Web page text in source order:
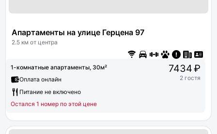
Апартаменты на улице Герцена 97
2.5 км от центра
1-комнатные апартаменты, 30м²
Оплата онлайн
Питание не включено
Остался 1 номер по этой цене
7434 ₽
2 гостя